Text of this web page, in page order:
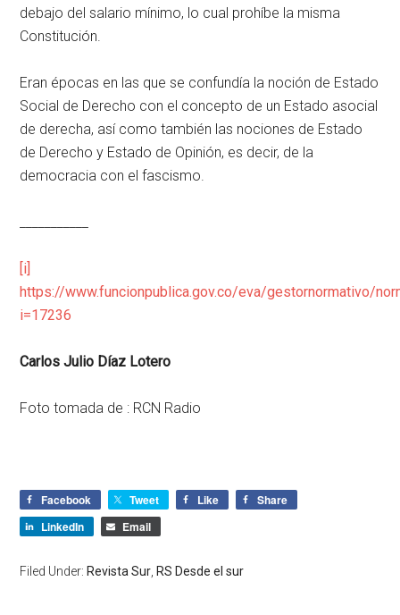
debajo del salario mínimo, lo cual prohíbe la misma
Constitución.
Eran épocas en las que se confundía la noción de Estado
Social de Derecho con el concepto de un Estado asocial
de derecha, así como también las nociones de Estado
de Derecho y Estado de Opinión, es decir, de la
democracia con el fascismo.
[i]
https://www.funcionpublica.gov.co/eva/gestornormativo/
i=17236
Carlos Julio Díaz Lotero
Foto tomada de : RCN Radio
Facebook Tweet Like
Share
LinkedIn
Email
Filed Under: Revista Sur, RS Desde el sur